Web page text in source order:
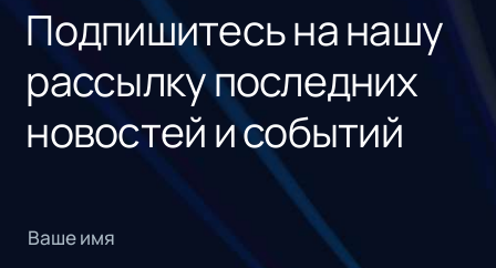
Подпишитесь на нашу
рассылку последних
новостей и событий